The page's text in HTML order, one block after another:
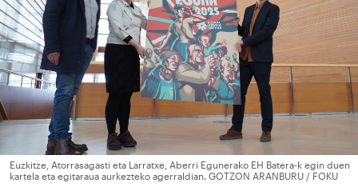
Euzkitze, Atorrasagasti eta Larratxe, Aberri Egunerako EH Batera-k egin duen
kartela eta egitaraua aurkezteko agerraldian. GOTZON ARANBURU / FOKU